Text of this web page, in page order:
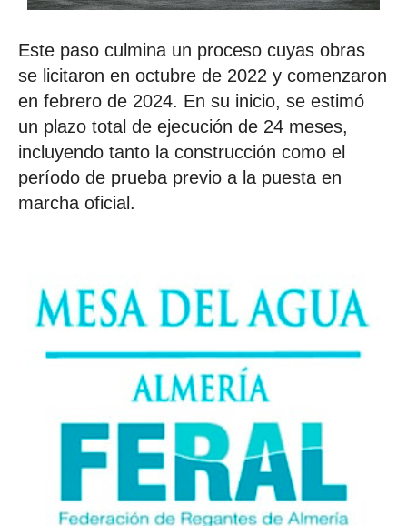
Este paso culmina un proceso cuyas obras
se licitaron en octubre de 2022 y comenzaron
en febrero de 2024. En su inicio, se estimó
un plazo total de ejecución de 24 meses,
incluyendo tanto la construcción como el
período de prueba previo a la puesta en
marcha oficial.